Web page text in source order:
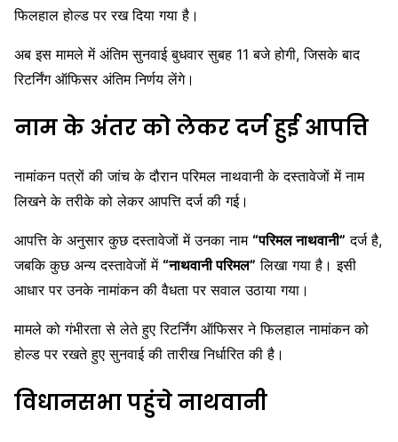
फिलहाल होल्ड पर रख दिया गया है।
अब इस मामले में अंतिम सुनवाई बुधवार सुबह 11 बजे होगी, जिसके बाद
रिटर्निंग ऑफिसर अंतिम निर्णय लेंगे।
नाम के अंतर को लेकर दर्ज हुई आपत्ति
नामांकन पत्रों की जांच के दौरान परिमल नाथवानी के दस्तावेजों में नाम
लिखने के तरीके को लेकर आपत्ति दर्ज की गई।
आपत्ति के अनुसार कुछ दस्तावेजों में उनका नाम “परिमल नाथवानी” दर्ज है,
जबकि कुछ अन्य दस्तावेजों में “नाथवानी परिमल” लिखा गया है। इसी
आधार पर उनके नामांकन की वैधता पर सवाल उठाया गया।
मामले को गंभीरता से लेते हुए रिटर्निंग ऑफिसर ने फिलहाल नामांकन को
होल्ड पर रखते हुए सुनवाई की तारीख निर्धारित की है।
विधानसभा पहुंचे नाथवानी